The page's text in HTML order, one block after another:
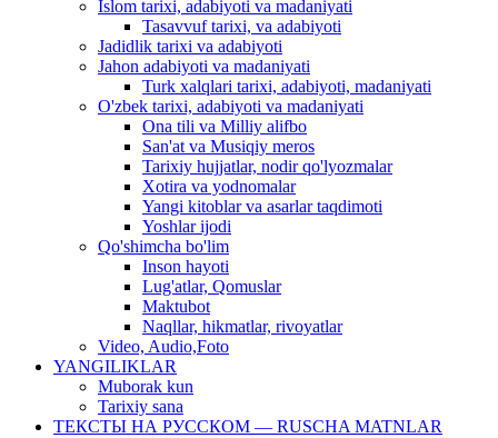
Islom tarixi, adabiyoti va madaniyati
Tasavvuf tarixi, va adabiyoti
Jadidlik tarixi va adabiyoti
Jahon adabiyoti va madaniyati
Turk xalqlari tarixi, adabiyoti, madaniyati
O'zbek tarixi, adabiyoti va madaniyati
Ona tili va Milliy alifbo
San'at va Musiqiy meros
Tarixiy hujjatlar, nodir qo'lyozmalar
Xotira va yodnomalar
Yangi kitoblar va asarlar taqdimoti
Yoshlar ijodi
Qo'shimcha bo'lim
Inson hayoti
Lug'atlar, Qomuslar
Maktubot
Naqllar, hikmatlar, rivoyatlar
Video, Audio,Foto
YANGILIKLAR
Muborak kun
Tarixiy sana
ТЕКСТЫ НА РУССКОМ — RUSCHA MATNLAR